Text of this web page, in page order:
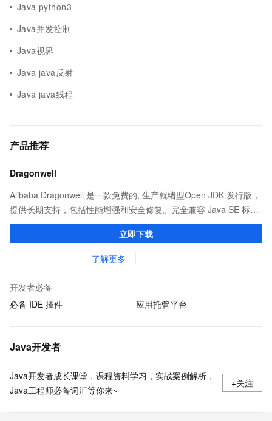
Java python3
Java并发控制
Java视界
Java java反射
Java java线程
产品推荐
Dragonwell
Alibaba Dragonwell 是一款免费的, 生产就绪型Open JDK 发行版，
提供长期支持，包括性能增强和安全修复。完全兼容 Java SE 标
准，您可以在任何常用操作系统（包括 Linux、Windows 和
macOS）上开发 Java 应用程序。立即下载
了解更多
开发者必备
必备 IDE 插件
应用托管平台
Java开发者
Java开发者成长课堂，课程资料学习，实战案例解析，
Java工程师必备词汇等你来~
+关注